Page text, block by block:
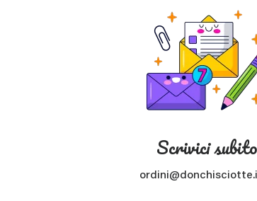
Scrivici subito